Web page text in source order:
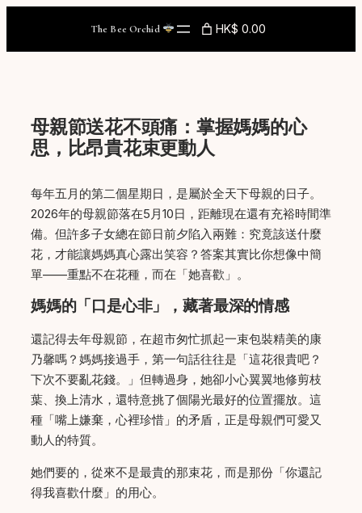
content
The Bee Orchid HK$ 0.00
母親節送花不頭痛：掌握媽媽的心
思，比昂貴花束更動人
每年五月的第二個星期日，是屬於全天下母親的日子。
2026年的母親節落在5月10日，距離現在還有充裕時間準
備。但許多子女總在節日前夕陷入兩難：究竟該送什麼
花，才能讓媽媽真心露出笑容？答案其實比你想像中簡
單——重點不在花種，而在「她喜歡」。
媽媽的「口是心非」，藏著最深的情感
還記得去年母親節，在超市匆忙抓起一束包裝精美的康
乃馨嗎？媽媽接過手，第一句話往往是「這花很貴吧？
下次不要亂花錢。」但轉過身，她卻小心翼翼地修剪枝
葉、換上清水，還特意挑了個陽光最好的位置擺放。這
種「嘴上嫌棄，心裡珍惜」的矛盾，正是母親們可愛又
動人的特質。
她們要的，從來不是最貴的那束花，而是那份「你還記
得我喜歡什麼」的用心。